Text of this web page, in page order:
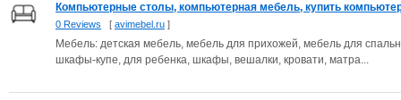
Компьютерные столы, компьютерная мебель, купить
0 Reviews [ avimebel.ru ]
Мебель: детская мебель, мебель для прихожей, мебель для
шкафы-купе, для ребенка, шкафы, вешалки, кровати, матра...